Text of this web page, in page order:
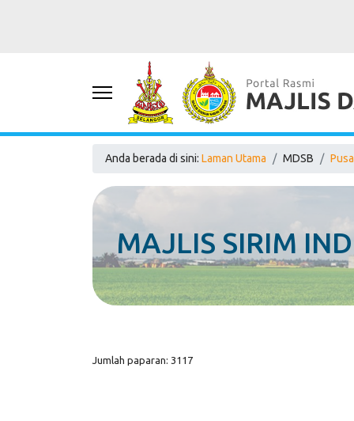
Anda berada di sini: Laman Utama MDSB
MAJLIS SIRIM
Jumlah paparan: 3117